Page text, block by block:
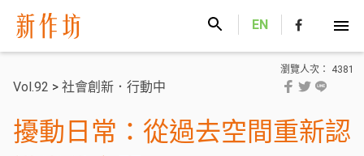
EN
瀏覽人次： 4381
Vol.92 > 社會創新．行動中
擾動日常：從過去空間重新認